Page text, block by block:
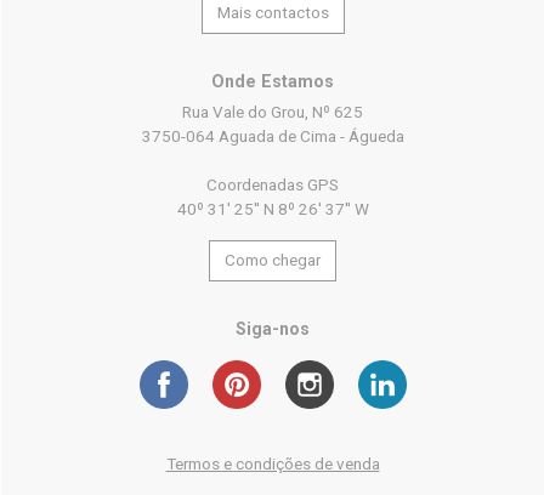
Mais contactos
Onde Estamos
Rua Vale do Grou, Nº 625
3750-064 Aguada de Cima - Águeda
Coordenadas GPS
40º 31' 25'' N 8º 26' 37'' W
Como chegar
Siga-nos
Termos e condições de venda